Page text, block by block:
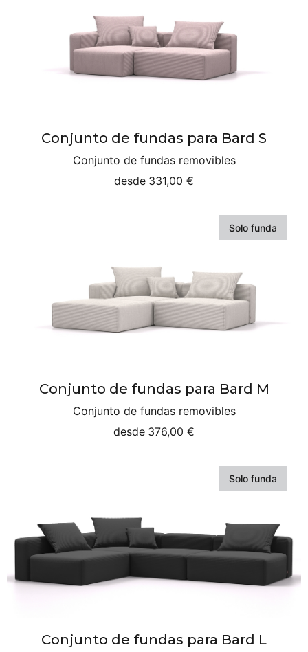
Conjunto de fundas para Bard S
Conjunto de fundas removibles
desde 331,00 €
Solo funda
Conjunto de fundas para Bard M
Conjunto de fundas removibles
desde 376,00 €
Solo funda
Conjunto de fundas para Bard L